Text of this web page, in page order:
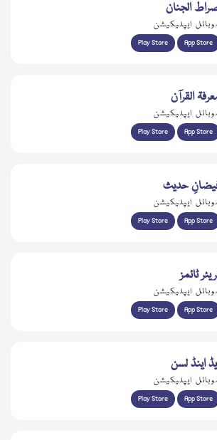
الجنان
ایپلیکیشن
Play Store App Store
القرآن
ایپلیکیشن
Play Store App Store
حدیث
ایپلیکیشن
Play Store App Store
ٹائمز
ایپلیکیشن
Play Store App Store
اینڈ لسن
ایپلیکیشن
Play Store App Store